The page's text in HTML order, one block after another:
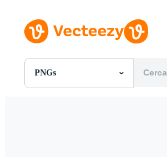
PNGs
Tutte Immagini